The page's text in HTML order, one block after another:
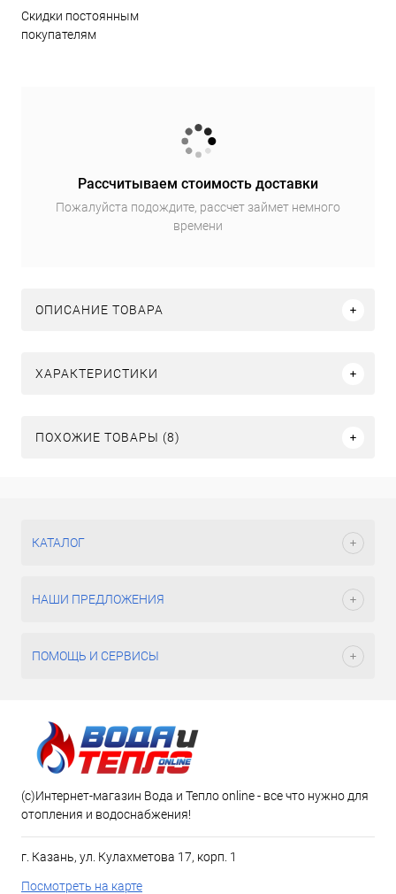
Скидки постоянным
покупателям
Рассчитываем стоимость доставки
Пожалуйста подождите, рассчет займет немного
времени
ОПИСАНИЕ ТОВАРА
ХАРАКТЕРИСТИКИ
ПОХОЖИЕ ТОВАРЫ (8)
КАТАЛОГ
НАШИ ПРЕДЛОЖЕНИЯ
ПОМОЩЬ И СЕРВИСЫ
(c)Интернет-магазин Вода и Тепло online - все что нужно для
отопления и водоснабжения!
г. Казань, ул. Кулахметова 17, корп. 1
Посмотреть на карте